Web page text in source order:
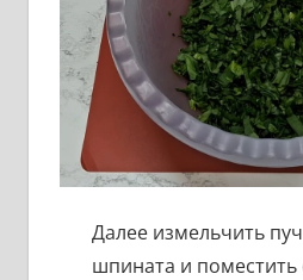
Далее измельчить
шпината и поместить